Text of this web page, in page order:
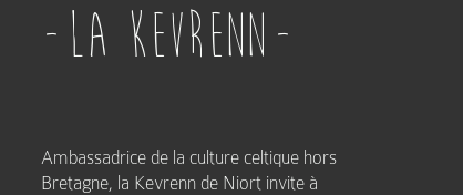
La Kevrenn
Ambassadrice de la culture celtique hors
Bretagne, la Kevrenn de Niort invite à